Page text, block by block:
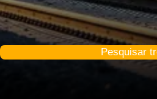
Pesquisar